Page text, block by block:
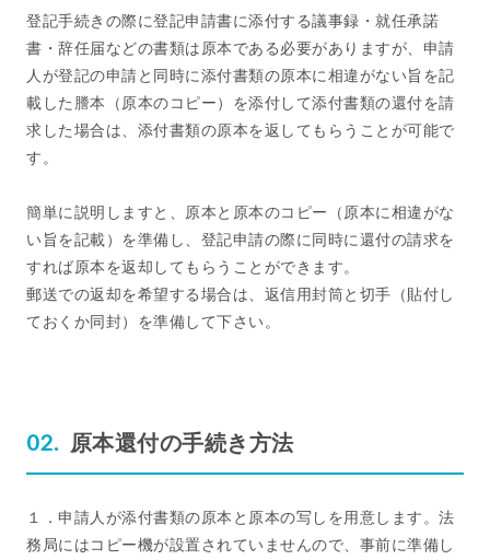
登記手続きの際に登記申請書に添付する議事録・就任承諾
書・辞任届などの書類は原本である必要がありますが、申請
人が登記の申請と同時に添付書類の原本に相違がない旨を記
載した謄本（原本のコピー）を添付して添付書類の還付を請
求した場合は、添付書類の原本を返してもらうことが可能で
す。
簡単に説明しますと、原本と原本のコピー（原本に相違がな
い旨を記載）を準備し、登記申請の際に同時に還付の請求を
すれば原本を返却してもらうことができます。
郵送での返却を希望する場合は、返信用封筒と切手（貼付し
ておくか同封）を準備して下さい。
原本還付の手続き方法
１．申請人が添付書類の原本と原本の写しを用意します。法
務局にはコピー機が設置されていませんので、事前に準備し